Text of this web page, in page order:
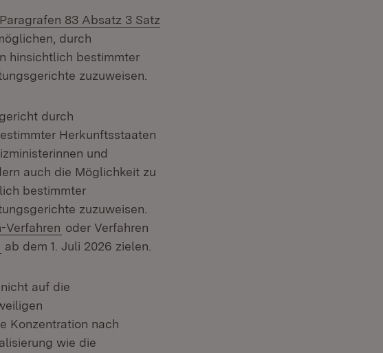
Extern:
Paragrafen 83 Absatz 3 Satz
durch
hinsichtlich bestimmter
zuzuweisen.
durch
Herkunftsstaaten
und
auch die Möglichkeit zu
bestimmter
zuzuweisen.
Verfahren (Öffnet in neuem Fenster)
oder Verfahren
(Öffnet in neuem Fenster)
ab dem 1. Juli 2026 zielen.
auf die
Konzentration nach
wie die